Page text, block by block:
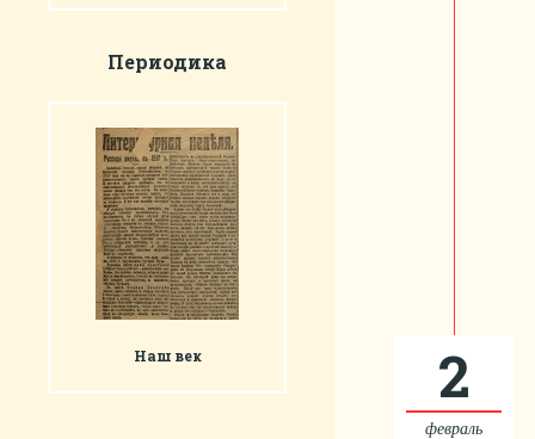
Периодика
Наш век 2
февраль